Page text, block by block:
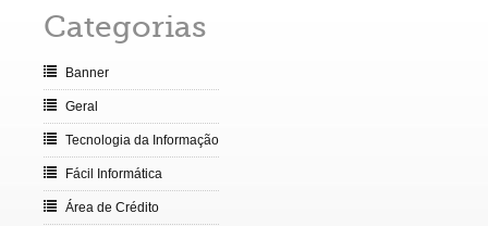
Categorias
Banner
Geral
Tecnologia da Informação
Fácil Informática
Área de Crédito